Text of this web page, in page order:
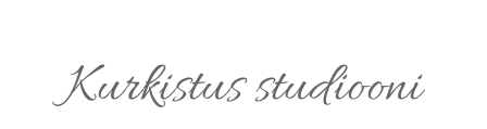
Kurkistus studiooni